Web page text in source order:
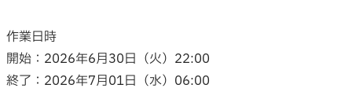
作業日時
開始：2026年6月30日（火）22:00
終了：2026年7月01日（水）06:00